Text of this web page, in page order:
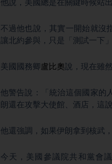
他說，美國總是在關鍵時候站
不過他也說，其實一開始就沒
讓北約參與，只是「測試一下
美國國務卿盧比奧說，現在雖
他警告說：「統治這個國家的
朗還在攻擊大使館、酒店，這
他還強調，如果伊朗拿到核武
今天，美國參議院共和黨會